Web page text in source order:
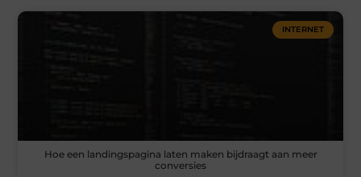
INTERNET
Hoe een landingspagina laten maken bijdraagt aan meer
conversies